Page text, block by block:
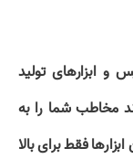
و ابزار‌های تولید
مخاطب شما را به
فقط برای بالا